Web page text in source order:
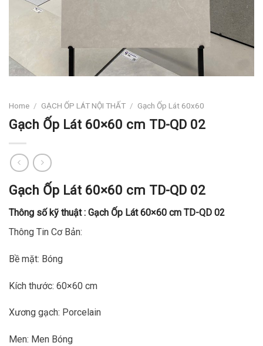
Home / GẠCH ỐP LÁT NỘI THẤT / Gạch Ốp Lát 60x60
Gạch Ốp Lát 60×60 cm TD-QD 02
Gạch Ốp Lát 60×60 cm TD-QD 02
Thông số kỹ thuật : Gạch Ốp Lát 60×60 cm TD-QD 02
Thông Tin Cơ Bản:
Bề mặt: Bóng
Kích thước: 60×60 cm
Xương gạch: Porcelain
Men: Men Bóng